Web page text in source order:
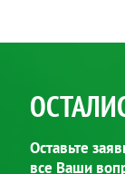
Оставьте
все Ваши